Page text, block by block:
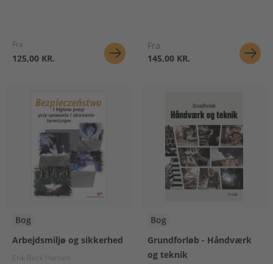
Fra
125,00 KR.
Fra
145,00 KR.
Bog
Arbejdsmiljø og sikkerhed
Erik Beck Hansen
Bog
Grundforløb - Håndværk
og teknik